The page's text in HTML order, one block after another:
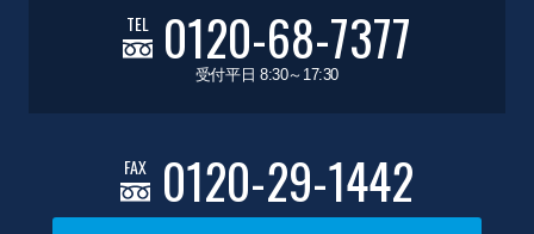
TEL 0120-68-7377
受付平日 8:30～17:30
FAX 0120-29-1442